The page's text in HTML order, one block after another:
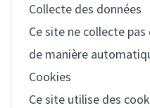
Collecte des données
Ce site ne collecte
de manière
Cookies
Ce site utilise des